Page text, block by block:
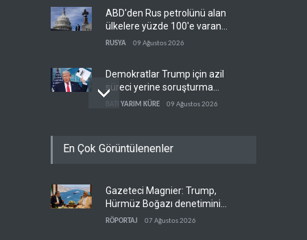
ABD'den Rus petrolünü alan
ülkelere yüzde 100'e varan
gümrük vergisi
RUSYA 09 Ağustos 2026
Demokratlar Trump için azil
süreci yerine soruşturma
hazırlıyor
BATI YARIM KÜRE 09 Ağustos 2026
Afrika'daki petrol
Pentagon silah şirketlerine
21 gün süre verdi
BATI YARIM KÜRE
En Çok Görüntülenenler
Gazeteci Magnier: Trump,
Hürmüz Boğazı denetimini
doğrudan İran ve Umman'a
RÖPORTAJ 07 Ağustos 2026